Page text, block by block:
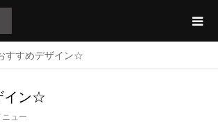
すすめデザイン☆
イン☆
ュー